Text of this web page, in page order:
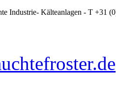
Industrie- Kälteanlagen - T +31